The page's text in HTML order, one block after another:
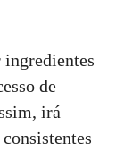
ingredientes
de
irá